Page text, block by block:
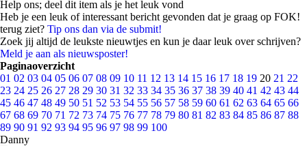
Help ons; deel dit item als je het leuk vond
Heb je een leuk of interessant bericht gevonden dat je graag op FOK!
terug ziet? Tip ons dan via de submit!
Zoek jij altijd de leukste nieuwtjes en kun je daar leuk over schrijven?
Meld je aan als nieuwsposter!
Paginaoverzicht
01 02 03 04 05 06 07 08 09 10 11 12 13 14 15 16 17 18 19 20 21 22
23 24 25 26 27 28 29 30 31 32 33 34 35 36 37 38 39 40 41 42 43 44
45 46 47 48 49 50 51 52 53 54 55 56 57 58 59 60 61 62 63 64 65 66
67 68 69 70 71 72 73 74 75 76 77 78 79 80 81 82 83 84 85 86 87 88
89 90 91 92 93 94 95 96 97 98 99 100
Danny